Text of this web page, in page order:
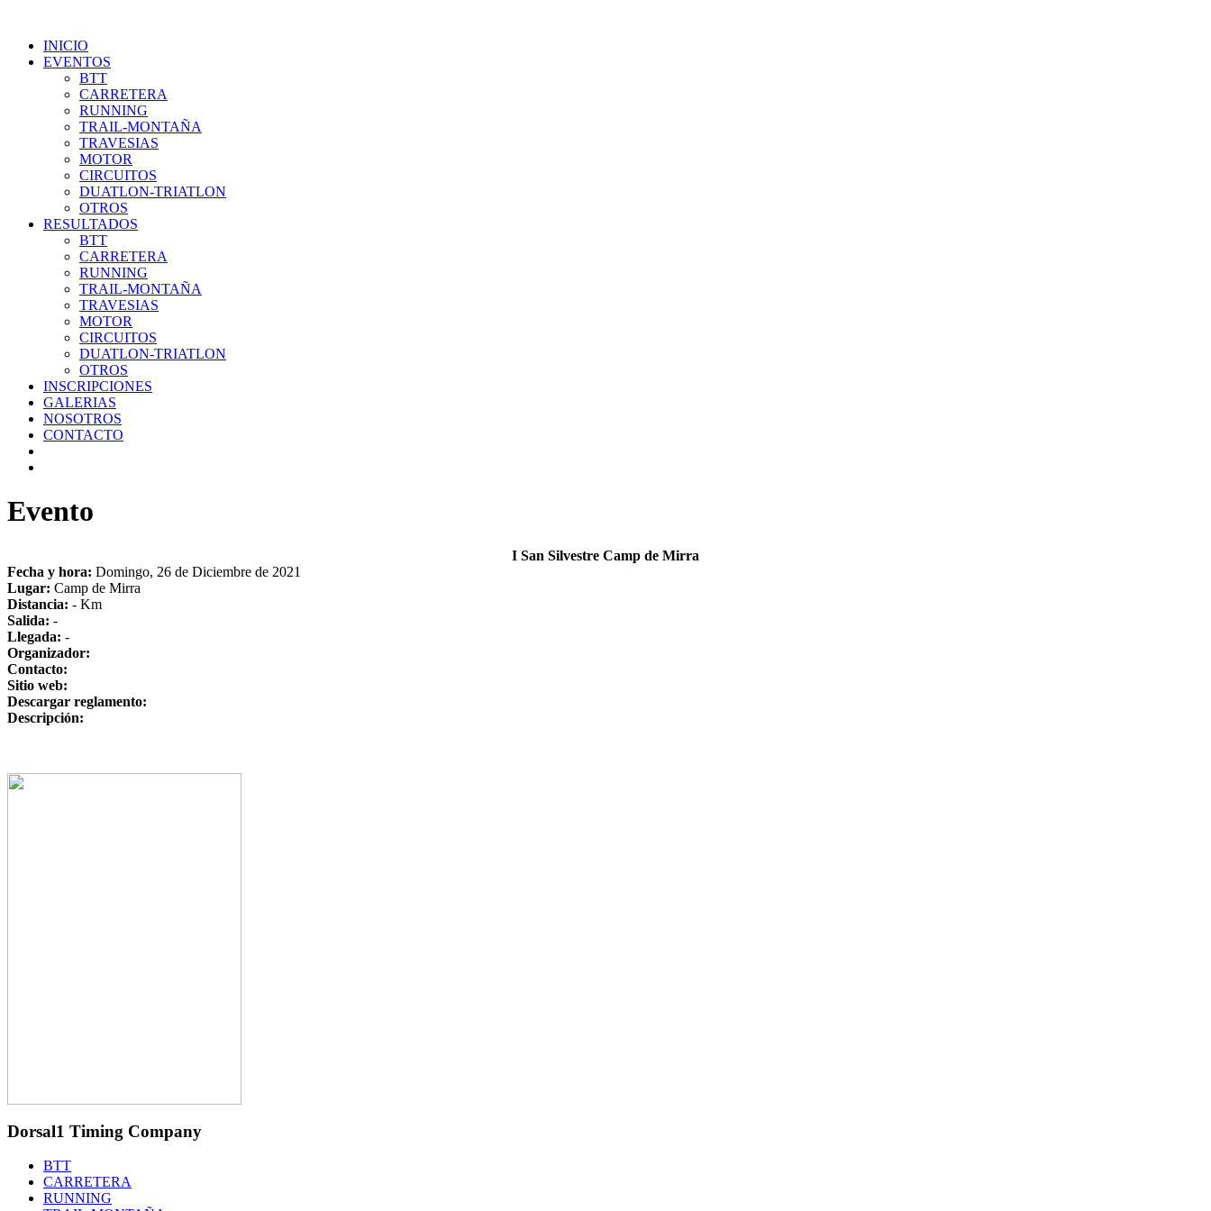
INICIO
EVENTOS
BTT
CARRETERA
RUNNING
TRAIL-MONTAÑA
TRAVESIAS
MOTOR
CIRCUITOS
DUATLON-TRIATLON
OTROS
RESULTADOS
BTT
CARRETERA
RUNNING
TRAIL-MONTAÑA
TRAVESIAS
MOTOR
CIRCUITOS
DUATLON-TRIATLON
OTROS
INSCRIPCIONES
GALERIAS
NOSOTROS
CONTACTO
Evento
I San Silvestre Camp de Mirra
Fecha y hora: Domingo, 26 de Diciembre de 2021
Lugar: Camp de Mirra
Distancia: - Km
Salida: -
Llegada: -
Organizador:
Contacto:
Sitio web:
Descargar reglamento:
Descripción:
Dorsal1 Timing Company
BTT
CARRETERA
RUNNING